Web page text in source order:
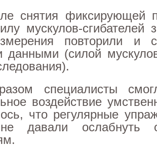
снятия фиксирующей
мускулов-сгибателей
повторили и
данными (силой
специалисты
воздействие
что регулярные
давали ослабнуть